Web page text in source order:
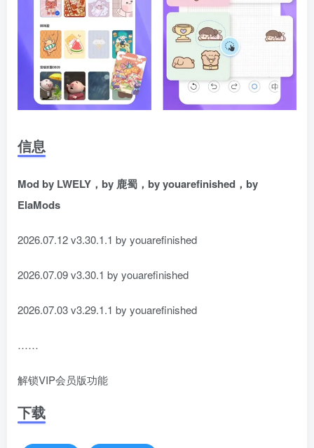
信息
Mod by LWELY，by 鹿蜀，by youarefinished，by
ElaMods
2026.07.12 v3.30.1.1 by youarefinished
2026.07.09 v3.30.1 by youarefinished
2026.07.03 v3.29.1.1 by youarefinished
……
解锁VIP会员版功能
下载